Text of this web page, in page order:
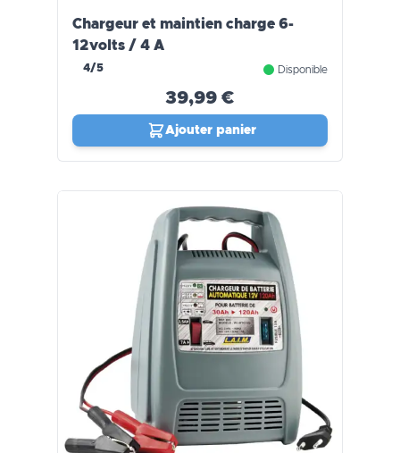
Chargeur et maintien charge 6-
12volts / 4 A
4/5 Disponible
39,99 €
Ajouter panier